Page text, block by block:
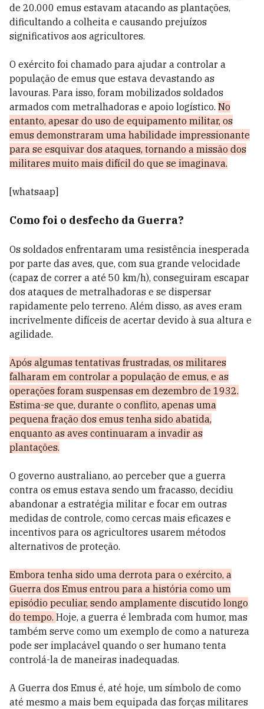
de 20.000 emus estavam atacando as plantações,
dificultando a colheita e causando prejuízos
significativos aos agricultores.
O exército foi chamado para ajudar a controlar a
população de emus que estava devastando as
lavouras. Para isso, foram mobilizados soldados
armados com metralhadoras e apoio logístico. No
entanto, apesar do uso de equipamento militar, os
emus demonstraram uma habilidade impressionante
para se esquivar dos ataques, tornando a missão dos
militares muito mais difícil do que se imaginava.
[whatsaap]
Como foi o desfecho da Guerra?
Os soldados enfrentaram uma resistência inesperada
por parte das aves, que, com sua grande velocidade
(capaz de correr a até 50 km/h), conseguiram escapar
dos ataques de metralhadoras e se dispersar
rapidamente pelo terreno. Além disso, as aves eram
incrivelmente difíceis de acertar devido à sua altura e
agilidade.
Após algumas tentativas frustradas, os militares
falharam em controlar a população de emus, e as
operações foram suspensas em dezembro de 1932.
Estima-se que, durante o conflito, apenas uma
pequena fração dos emus tenha sido abatida,
enquanto as aves continuaram a invadir as
plantações.
O governo australiano, ao perceber que a guerra
contra os emus estava sendo um fracasso, decidiu
abandonar a estratégia militar e focar em outras
medidas de controle, como cercas mais eficazes e
incentivos para os agricultores usarem métodos
alternativos de proteção.
Embora tenha sido uma derrota para o exército, a
Guerra dos Emus entrou para a história como um
episódio peculiar, sendo amplamente discutido longo
do tempo. Hoje, a guerra é lembrada com humor, mas
também serve como um exemplo de como a natureza
pode ser implacável quando o ser humano tenta
controlá-la de maneiras inadequadas.
A Guerra dos Emus é, até hoje, um símbolo de como
até mesmo a mais bem equipada das forças militares